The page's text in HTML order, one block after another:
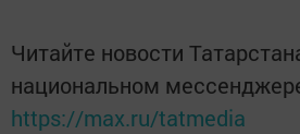
Читайте новости
национальном
https://max.ru/tatmedia